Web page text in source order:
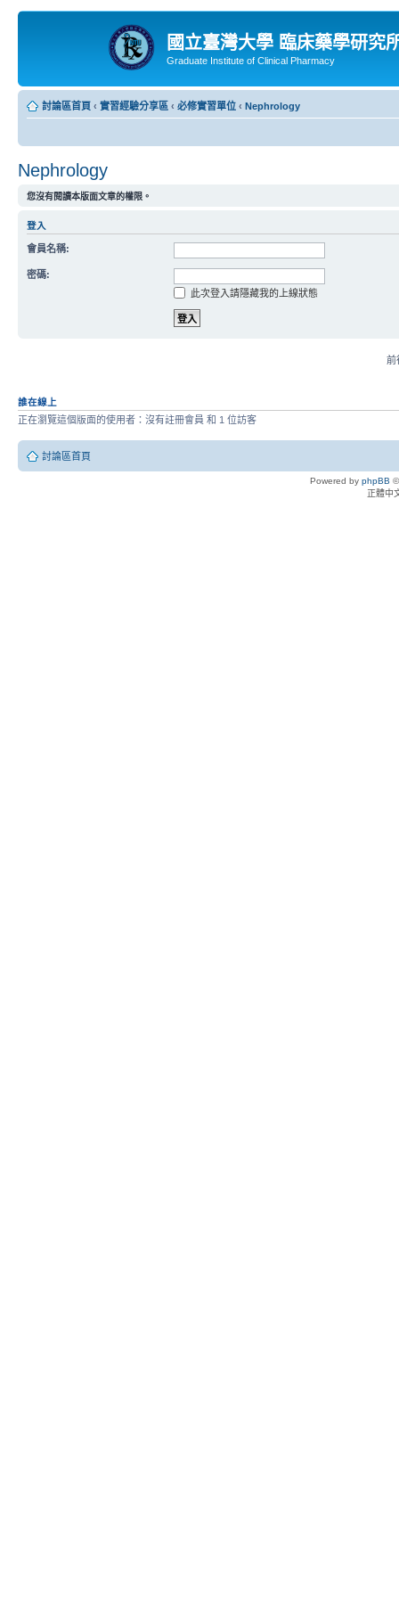
國立臺灣大學 臨床藥學研究
Graduate Institute of Clinical Pharmacy
討論區首頁 ‹ 實習經驗分享區 ‹ 必修實習單位 ‹ Nephrology
Nephrology
您沒有閱讀本版面文章的權限。
登入
會員名稱:
密碼:
此次登入請隱藏我的上線狀態
前
誰在線上
正在瀏覽這個版面的使用者：沒有註冊會員 和 1 位訪客
討論區首頁
Powered by phpBB
正體中